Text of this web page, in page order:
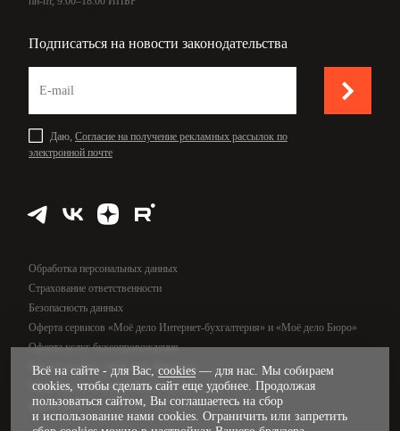
Подписаться на новости законодательства
Даю, Согласие на получение рекламных рассылок по
электронной почте
Обработка персональных данных
Страхование ответственности
Безопасность данных
Оферта сервисов «Моё дело Интернет-бухгалтерия» и «Моё дело Бюро»
Оферта услуг бухсопровождения
Оферта сервиса «Моё дело Финансы»
Оферта услуг управленческого учёта
Карта сайта
Всё на сайте - для Вас, cookies — для нас. Мы собираем
cookies, чтобы сделать сайт еще удобнее. Продолжая
пользоваться сайтом, Вы соглашаетесь на сбор
и использование нами cookies. Ограничить или запретить